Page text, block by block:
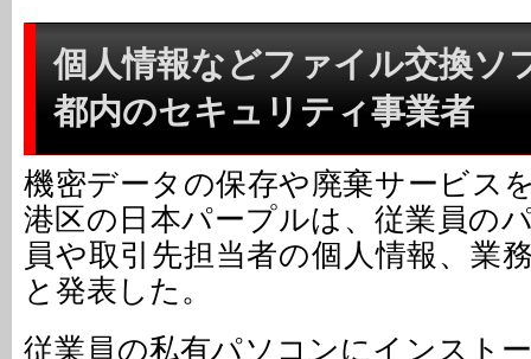
個人情報などファイル交換ソ
都内のセキュリティ事業者
機密データの保存や廃棄サービス
港区の日本パープルは、従業員の
員や取引先担当者の個人情報、業
と発表した。
従業員の私有パソコンにインスト